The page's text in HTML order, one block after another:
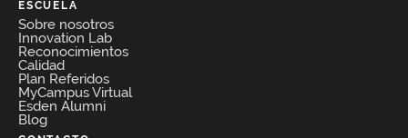
ESCUELA
Sobre nosotros
Innovation Lab
Reconocimientos
Calidad
Plan Referidos
MyCampus Virtual
Esden Alumni
Blog